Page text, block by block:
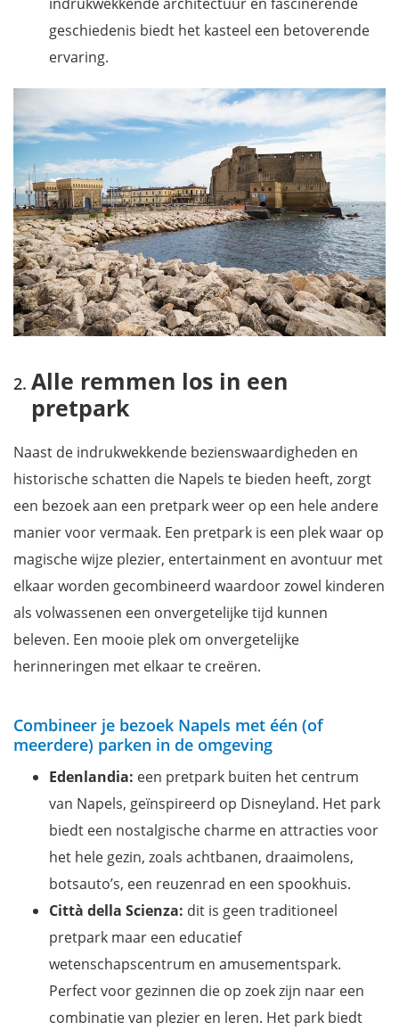
geschiedenis biedt het kasteel een betoverende
ervaring.
Alle remmen los in een
pretpark
Naast de indrukwekkende bezienswaardigheden en
historische schatten die Napels te bieden heeft, zorgt
een bezoek aan een pretpark weer op een hele andere
manier voor vermaak. Een pretpark is een plek waar op
magische wijze plezier, entertainment en avontuur met
elkaar worden gecombineerd waardoor zowel kinderen
als volwassenen een onvergetelijke tijd kunnen
beleven. Een mooie plek om onvergetelijke
herinneringen met elkaar te creëren.
Combineer je bezoek Napels met één (of
meerdere) parken in de omgeving
Edenlandia: een pretpark buiten het centrum
van Napels, geïnspireerd op Disneyland. Het park
biedt een nostalgische charme en attracties voor
het hele gezin, zoals achtbanen, draaimolens,
botsauto’s, een reuzenrad en een spookhuis.
Città della Scienza: dit is geen traditioneel
pretpark maar een educatief
wetenschapscentrum en amusementspark.
Perfect voor gezinnen die op zoek zijn naar een
combinatie van plezier en leren. Het park biedt